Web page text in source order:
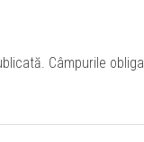
Câmpurile